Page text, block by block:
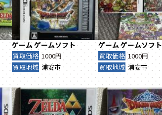
ゲームゲームソフト
買取価格 1000円
買取地域 浦安市
ゲームゲームソフト
買取価格 1000円
買取地域 浦安市